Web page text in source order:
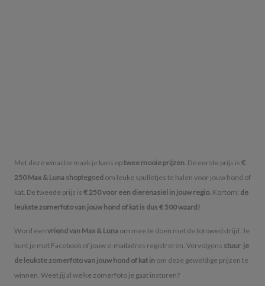
Met deze winactie maak je kans optwee mooie prijzen. De eerste prijs is €
250 Max & Luna shoptegoed om leuke spulletjes te halen voor jouw hond of
kat. De tweede prijs is € 250 voor een dierenasiel in jouw regio. Kortom: de
leukste zomerfoto van jouw hond of kat is dus € 500 waard!
Word een vriend van Max & Luna om mee te doen met de fotowedstrijd. Je
kunt je met Facebook of jouw e-mailadres registreren. Vervolgens stuur je
de leukste zomerfoto van jouw hond of kat in om deze geweldige prijzen te
winnen. Weet jij al welke zomerfoto je gaat insturen?